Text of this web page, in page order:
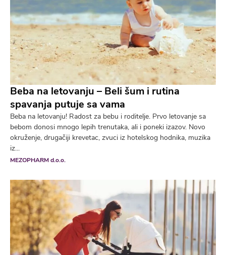
Beba na letovanju – Beli šum i rutina
spavanja putuje sa vama
Beba na letovanju! Radost za bebu i roditelje. Prvo letovanje sa
bebom donosi mnogo lepih trenutaka, ali i poneki izazov. Novo
okruženje, drugačiji krevetac, zvuci iz hotelskog hodnika, muzika
iz...
MEZOPHARM d.o.o.